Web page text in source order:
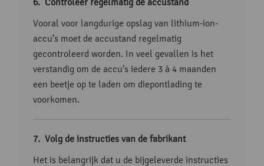
Vooral voor langdurige opslag van lithium-ion-
accu’s moet de accustand regelmatig
gecontroleerd worden. In veel gevallen is het
verstandig om de accu’s iedere 3 à 4 maanden
een beetje op te laden om diepontlading te
voorkomen.
Volg de instructies van de fabrikant
Het is belangrijk dat u de bijgeleverde instructies